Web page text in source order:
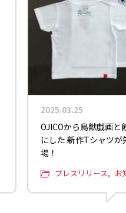
2025.03.25
OJICOから鳥獣戯画と
にした 新作Tシャツが
場！
プレスリリース お